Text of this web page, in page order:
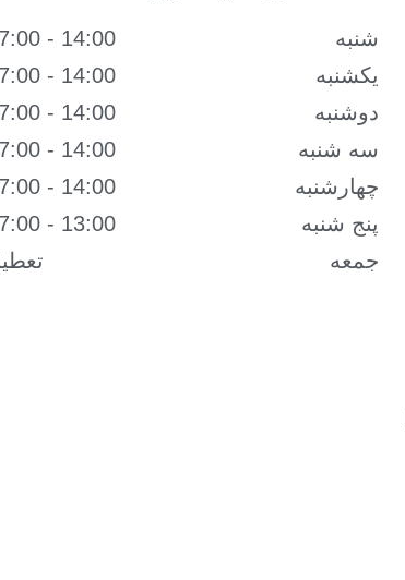
شنبه
14:00 - 07:00
یکشنبه
14:00 - 07:00
دوشنبه
14:00 - 07:00
سه شنبه
14:00 - 07:00
چهارشنبه
14:00 - 07:00
پنج شنبه
13:00 - 07:00
جمعه